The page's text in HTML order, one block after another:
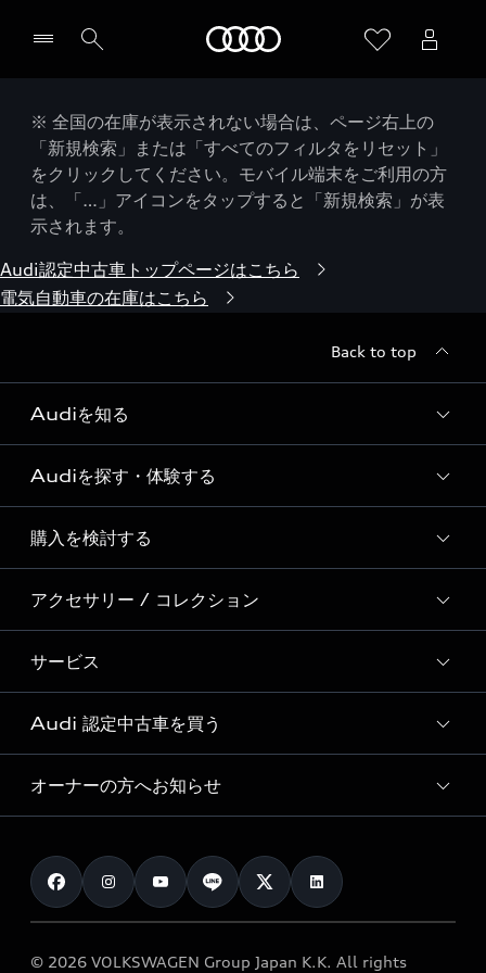
※ 全国の在庫が表示されない場合は、ページ右上の
「新規検索」または「すべてのフィルタをリセット」
をクリックしてください。モバイル端末をご利用の方
は、「…」アイコンをタップすると「新規検索」が表
示されます。
Audi認定中古車トップページはこちら
電気自動車の在庫はこちら
Back to top
Audiを知る
Audi ブランド
Story of Progress
Audi Sport
Formula 1®
デジタルサービス
Audiを探す・体験する
ディーラー検索
新車在庫検索
試乗車・展示車検索
見積り依頼
試乗予約
購入を検討する
モデル一覧
特別仕様モデル / 限定モデル
e-tronラインアップ
価格シミュレーション
車両比較
カタログ一覧
アクセサリー / コレクション
純正アクセサリー
オンラインショップ
Audi collection
アウディナビアプリ
サービス
サービス入庫予約
サービスプログラム
メンテナンス
車検 / 定期点検
e-tronアフターサポート
Audi 認定中古車を買う
Audi認定中古車
クオリティ
保証
メンテナンス
オーナーの方へお知らせ
お知らせ
オーナー様向けキャンペーン
© 2026 VOLKSWAGEN Group Japan K.K. All rights